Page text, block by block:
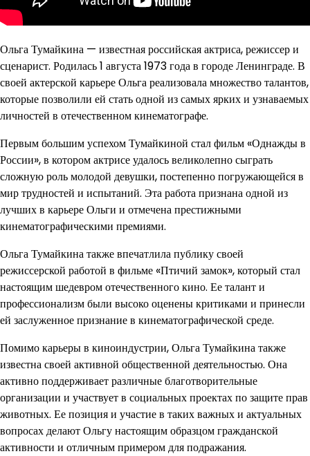
Ольга Тумайкина — известная российская актриса, режиссер и
сценарист. Родилась 1 августа 1973 года в городе Ленинграде. В
своей актерской карьере Ольга реализовала множество талантов,
которые позволили ей стать одной из самых ярких и узнаваемых
личностей в отечественном кинематографе.
Первым большим успехом Тумайкиной стал фильм «Однажды в
России», в котором актрисе удалось великолепно сыграть
сложную роль молодой девушки, постепенно погружающейся в
мир трудностей и испытаний. Эта работа признана одной из
лучших в карьере Ольги и отмечена престижными
кинематографическими премиями.
Ольга Тумайкина также впечатлила публику своей
режиссерской работой в фильме «Птичий замок», который стал
настоящим шедевром отечественного кино. Ее талант и
профессионализм были высоко оценены критиками и принесли
ей заслуженное признание в кинематографической среде.
Помимо карьеры в киноиндустрии, Ольга Тумайкина также
известна своей активной общественной деятельностью. Она
активно поддерживает различные благотворительные
организации и участвует в социальных проектах по защите прав
животных. Ее позиция и участие в таких важных и актуальных
вопросах делают Ольгу настоящим образцом гражданской
активности и отличным примером для подражания.